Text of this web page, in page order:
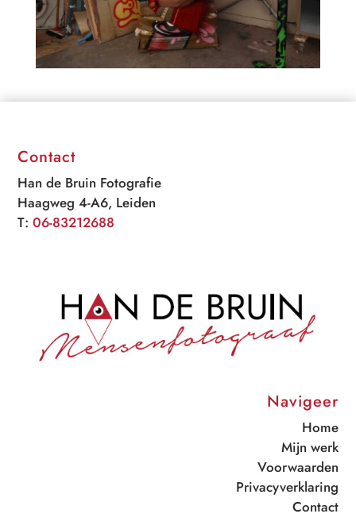
Contact
Han de Bruin Fotografie
Haagweg 4-A6, Leiden
T:06-83212688
Navigeer
Home
Mijn werk
Voorwaarden
Privacyverklaring
Contact